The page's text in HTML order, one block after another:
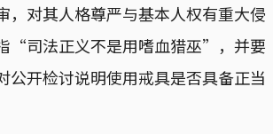
，对其人格尊严与基本人权有重大侵
“司法正义不是用嗜血猎巫”，并要
公开检讨说明使用戒具是否具备正当